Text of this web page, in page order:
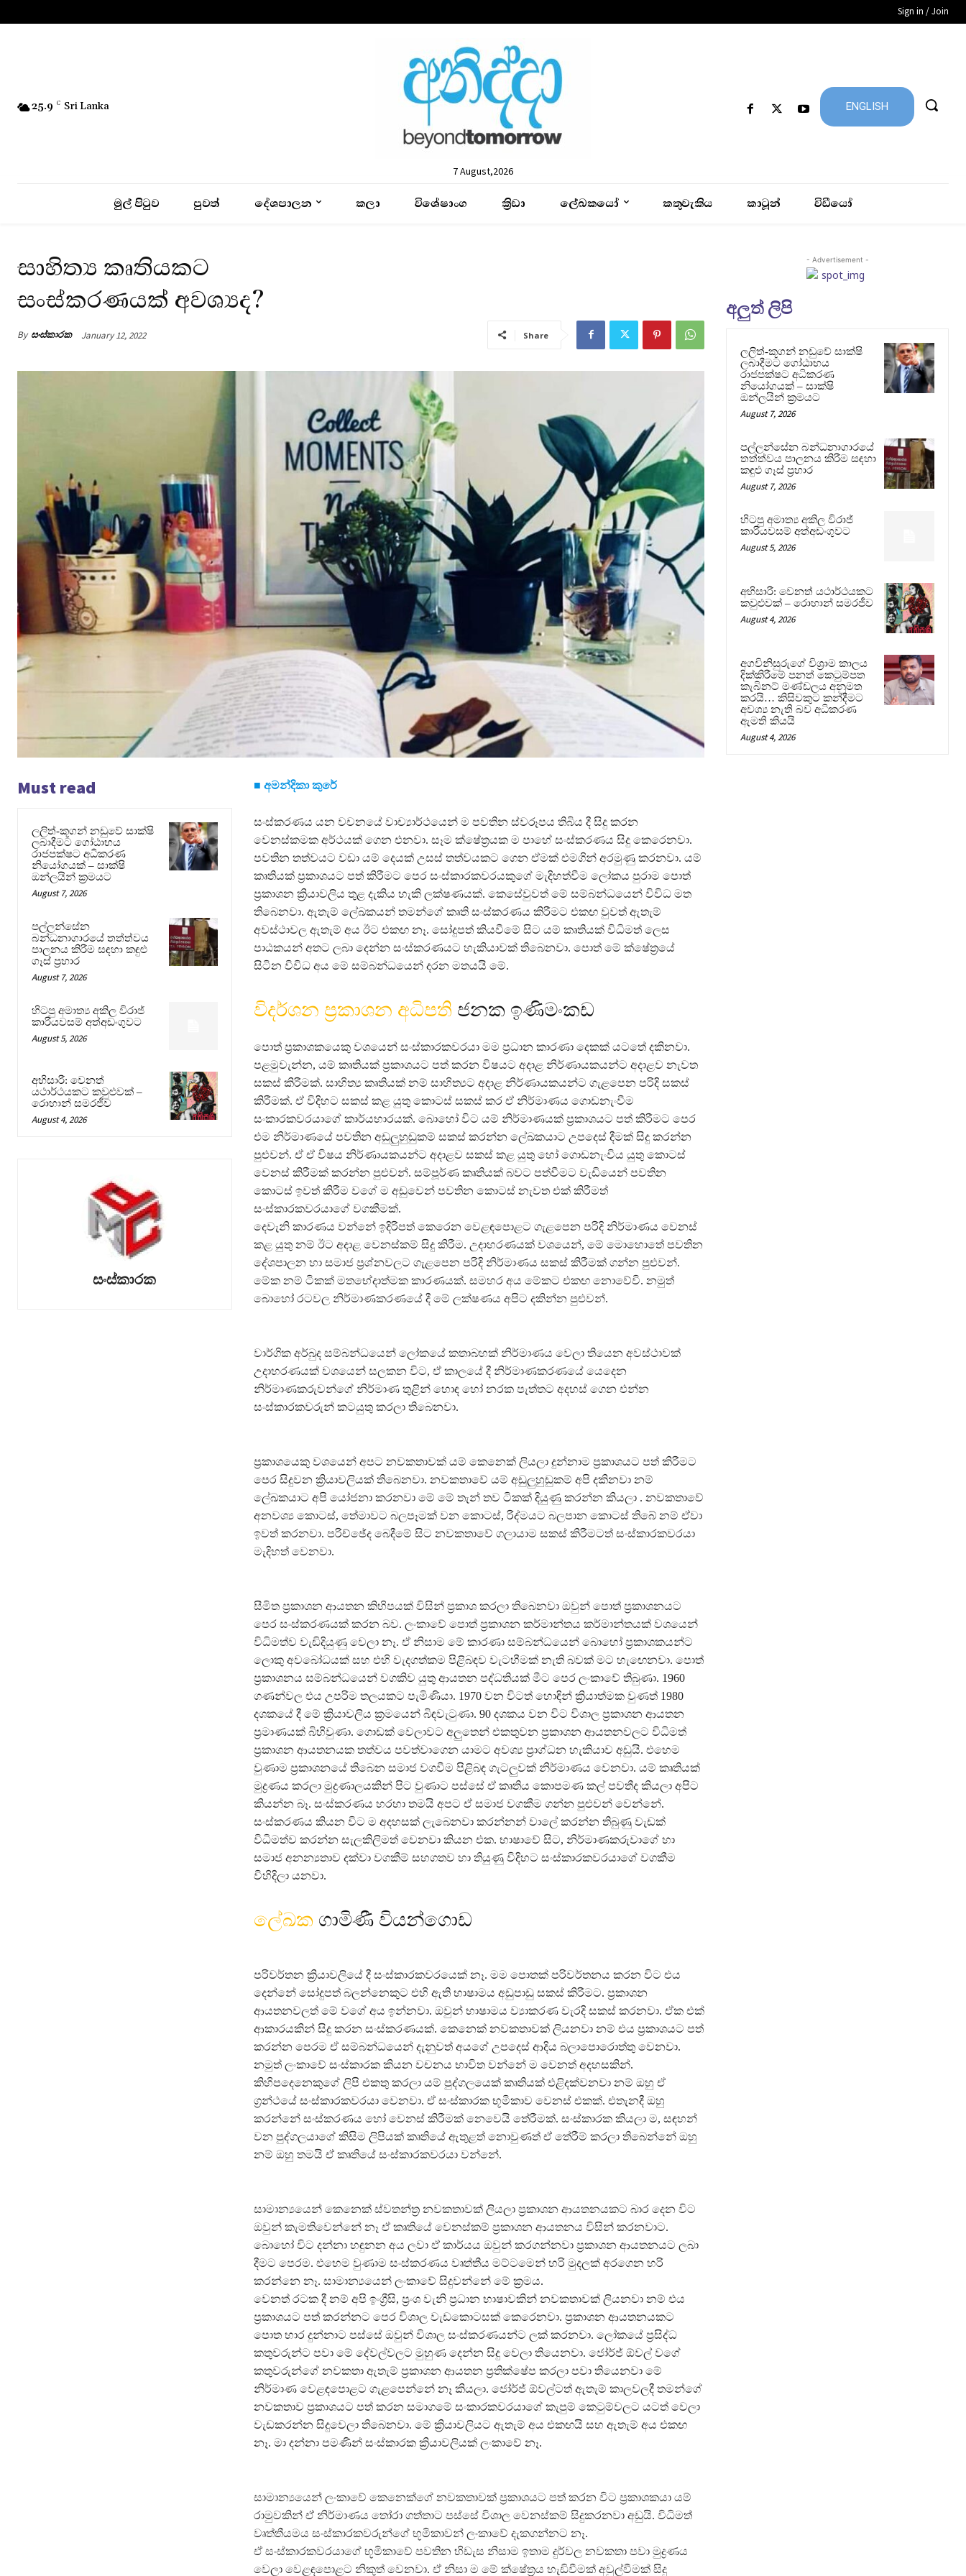
Sign in / Join
25.9 C Sri Lanka
7 August,2026
ENGLISH
මුල් පිටුව පුවත් දේශපාලන කලා විශේෂාංග ක්‍රිඩා ලේඛකයෝ කතුවැකිය කාටූන් විඩීයෝ
සාහිත්‍ය කෘතියකට
සංස්කරණයක් අවශ්‍යද?
By සංස්කාරක January 12, 2022 Share
Must read
ලලිත්-කූගන් නඩුවේ සාක්ෂි
ලබාදීමට ගෝඨාභය
රාජපක්ෂට අධිකරණ
නියෝගයක් – සාක්ෂි
ඔන්ලයින් ක්‍රමයට
August 7, 2026
පල්ලන්සේන
බන්ධනාගාරයේ තත්ත්වය
පාලනය කිරීම සඳහා කඳුළු
ගෑස් ප්‍රහාර
August 7, 2026
හිටපු අමාත්‍ය අකිල විරාජ්
කාරියවසම් අත්අඩංගුවට
August 5, 2026
අභිසාරී: වෙනත්
යථාර්ථයකට කවුළුවක් –
රොහාන් සමරජීව
August 4, 2026
සංස්කාරක
■ අමන්දිකා කුරේ
සංස්කරණය යන වචනයේ වාච්‍යාර්ථයෙන් ම පවතින ස්වරූපය තිබිය දී සිදු කරන
වෙනස්කමක අර්ථයක් ගෙන එනවා. සෑම ක්ෂේත්‍රයක ම පාහේ සංස්කරණය සිදු කෙරෙනවා.
පවතින තත්වයට වඩා යම් දෙයක් උසස් තත්වයකට ගෙන ඒමක් එමගින් අරමුණු කරනවා. යම්
කෘතියක් ප්‍රකාශයට පත් කිරීමට පෙර සංස්කාරකවරයකුගේ මැදිහත්වීම ලෝකය පුරාම පොත්
ප්‍රකාශන ක්‍රියාවලිය තුළ දැකිය හැකි ලක්ෂණයක්. කෙසේවුවත් මේ සම්බන්ධයෙන් විවිධ මත
තිබෙනවා. ඇතැම් ලේඛකයන් තමන්ගේ කෘති සංස්කරණය කිරීමට එකඟ වුවත් ඇතැම්
අවස්ථාවල ඇතැම් අය ඊට එකඟ නෑ. සෝදුපත් කියවීමේ සිට යම් කෘතියක් විධිමත් ලෙස
පාඨකයන් අතට ලබා දෙන්න සංස්කරණයට හැකියාවක් තිබෙනවා. පොත් මේ ක්ෂේත්‍රයේ
සිටින විවිධ අය මේ සම්බන්ධයෙන් දරන මතයයි මේ.
විදර්ශන ප්‍රකාශන අධිපති ජනක ඉණිමංකඩ
පොත් ප්‍රකාශකයෙකු වශයෙන් සංස්කාරකවරයා මම ප්‍රධාන කාරණා දෙකක් යටතේ දකිනවා.
පළමුවැන්න, යම් කෘතියක් ප්‍රකාශයට පත් කරන විෂයට අදාළ නිර්ණායකයන්ට අදාළව නැවත
සකස් කිරීමක්. සාහිත්‍ය කෘතියක් නම් සාහිත්‍යට අදාළ නිර්ණායකයන්ට ගැළපෙන පරිදි සකස්
කිරීමක්. ඒ විදිහට සකස් කළ යුතු කොටස් සකස් කර ඒ නිර්මාණය ගොඩනැංවීම
සංකාරකවරයාගේ කාර්යභාරයක්. බොහෝ විට යම් නිර්මාණයක් ප්‍රකාශයට පත් කිරීමට පෙර
එම නිර්මාණයේ පවතින අඩුලුහුඬුකම් සකස් කරන්න ලේඛකයාට උපදෙස් දීමක් සිදු කරන්න
පුළුවන්. ඒ ඒ විෂය නිර්ණායකයන්ට අදාළව සකස් කළ යුතු හෝ ගොඩනැංවිය යුතු කොටස්
වෙනස් කිරීමක් කරන්න පුළුවන්. සම්පූර්ණ කෘතියක් බවට පත්වීමට වැඩියෙන් පවතින
කොටස් ඉවත් කිරීම වගේ ම අඩුවෙන් පවතින කොටස් නැවත එක් කිරීමත්
සංස්කාරකවරයාගේ වගකීමක්.
දෙවැනි කාරණය වන්නේ ඉදිරිපත් කෙරෙන වෙළඳපොළට ගැළපෙන පරිදි නිර්මාණය වෙනස්
කළ යුතු නම් ඊට අදාළ වෙනස්කම් සිදු කිරීම. උදාහරණයක් වශයෙන්, මේ මොහොතේ පවතින
දේශපාලන හා සමාජ ප්‍රශ්නවලට ගැළපෙන පරිදි නිර්මාණය සකස් කිරීමක් ගන්න පුළුවන්.
මේක නම් ටිකක් මතභේදාත්මක කාරණයක්. සමහර අය මේකට එකඟ නොවේවි. නමුත්
බොහෝ රටවල නිර්මාණකරණයේ දී මේ ලක්ෂණය අපිට දකින්න පුළුවන්.
වාර්ගික අර්බුද සම්බන්ධයෙන් ලෝකයේ කතාබහක් නිර්මාණය වෙලා තියෙන අවස්ථාවක්
උදාහරණයක් වශයෙන් සලකන විට, ඒ කාලයේ දී නිර්මාණකරණයේ යෙදෙන
නිර්මාණකරුවන්ගේ නිර්මාණ තුළින් හොඳ හෝ නරක පැත්තට අදහස් ගෙන එන්න
සංස්කාරකවරුන් කටයුතු කරලා තිබෙනවා.
ප්‍රකාශයෙකු වශයෙන් අපට නවකතාවක් යම් කෙනෙක් ලියලා දුන්නාම ප්‍රකාශයට පත් කිරීමට
පෙර සිදුවන ක්‍රියාවලියක් තිබෙනවා. නවකතාවේ යම් අඩුලුහුඬුකම් අපි දකිනවා නම්
ලේඛකයාට අපි යෝජනා කරනවා මේ මේ තැන් තව ටිකක් දියුණු කරන්න කියලා . නවකතාවේ
අනවශ්‍ය කොටස්, තේමාවට බලපෑමක් වන කොටස්, රිද්මයට බලපාන කොටස් තිබේ නම් ඒවා
ඉවත් කරනවා. පරිච්ඡේද බෙදීමේ සිට නවකතාවේ ගලායාම සකස් කිරීමටත් සංස්කාරකවරයා
මැදිහත් වෙනවා.
සීමිත ප්‍රකාශන ආයතන කිහිපයක් විසින් ප්‍රකාශ කරලා තිබෙනවා ඔවුන් පොත් ප්‍රකාශනයට
පෙර සංස්කරණයක් කරන බව. ලංකාවේ පොත් ප්‍රකාශන කර්මාන්තය කර්මාන්තයක් වශයෙන්
විධිමත්ව වැඩිදියුණු වෙලා නෑ. ඒ නිසාම මේ කාරණා සම්බන්ධයෙන් බොහෝ ප්‍රකාශකයන්ට
ලොකු අවබෝධයක් සහ එහි වැදගත්කම පිළිබඳව වැටහීමක් නැති බවක් මට හැඟෙනවා. පොත්
ප්‍රකාශනය සම්බන්ධයෙන් වගකිව යුතු ආයතන පද්ධතියක් මීට පෙර ලංකාවේ තිබුණා. 1960
ගණන්වල එය උපරිම තලයකට පැමිණියා. 1970 වන විටත් හොඳින් ක්‍රියාත්මක වුණත් 1980
දශකයේ දී මේ ක්‍රියාවලිය ක්‍රමයෙන් බිඳවැටුණා. 90 දශකය වන විට විශාල ප්‍රකාශන ආයතන
ප්‍රමාණයක් බිහිවුණා. ගොඩක් වෙලාවට අලුතෙන් එකතුවන ප්‍රකාශන ආයතනවලට විධිමත්
ප්‍රකාශන ආයතනයක තත්වය පවත්වාගෙන යාමට අවශ්‍ය ප්‍රාග්ධන හැකියාව අඩුයි. එහෙම
වුණාම ප්‍රකාශනයේ තිබෙන සමාජ වගවීම පිළිබඳ ගැටලුවක් නිර්මාණය වෙනවා. යම් කෘතියක්
මුද්‍රණය කරලා මුද්‍රණාලයකින් පිට වුණාට පස්සේ ඒ කෘතිය කොපමණ කල් පවතීද කියලා අපිට
කියන්න බෑ. සංස්කරණය හරහා තමයි අපට ඒ සමාජ වගකීම ගන්න පුළුවන් වෙන්නේ.
සංස්කරණය කියන විට ම අදහසක් ලැබෙනවා කරන්නන් වාලේ කරන්න තිබුණු වැඩක්
විධිමත්ව කරන්න සැලකිලිමත් වෙනවා කියන එක. භාෂාවේ සිට, නිර්මාණකරුවාගේ හා
සමාජ අනන්‍යතාව දක්වා වගකීම් සහගතව හා තියුණු විදිහට සංස්කාරකවරයාගේ වගකීම
විහිදිලා යනවා.
ලේඛක ගාමිණී වියන්ගොඩ
පරිවර්තන ක්‍රියාවලියේ දී සංස්කාරකවරයෙක් නෑ. මම පොතක් පරිවර්තනය කරන විට එය
දෙන්නේ සෝදුපත් බලන්නෙකුට එහි ඇති භාෂාමය අඩුපාඩු සකස් කිරීමට. ප්‍රකාශන
ආයතනවලත් මේ වගේ අය ඉන්නවා. ඔවුන් භාෂාමය ව්‍යාකරණ වැරදි සකස් කරනවා. ඒක එක්
ආකාරයකින් සිදු කරන සංස්කරණයක්. කෙනෙක් නවකතාවක් ලියනවා නම් එය ප්‍රකාශයට පත්
කරන්න පෙරම ඒ සම්බන්ධයෙන් දැනුවත් අයගේ උපදෙස් ආදිය බලාපොරොත්තු වෙනවා.
නමුත් ලංකාවේ සංස්කාරක කියන වචනය භාවිත වන්නේ ම වෙනත් අදහසකින්.
කිහිපදෙනෙකුගේ ලිපි එකතු කරලා යම් පුද්ගලයෙක් කෘතියක් එළිදක්වනවා නම් ඔහු ඒ
ග්‍රන්ථයේ සංස්කාරකවරයා වෙනවා. ඒ සංස්කාරක භූමිකාව වෙනස් එකක්. එතැනදී ඔහු
කරන්නේ සංස්කරණය හෝ වෙනස් කිරීමක් නෙවෙයි තේරීමක්. සංස්කාරක කියලා ම, සඳහන්
වන පුද්ගලයාගේ කිසිම ලිපියක් කෘතියේ ඇතුළත් නොවුණත් ඒ තේරීම් කරලා තිබෙන්නේ ඔහු
නම් ඔහු තමයි ඒ කෘතියේ සංස්කාරකවරයා වන්නේ.
සාමාන්‍යයෙන් කෙනෙක් ස්වතන්ත්‍ර නවකතාවක් ලියලා ප්‍රකාශන ආයතනයකට බාර දෙන විට
ඔවුන් කැමතිවෙන්නේ නෑ ඒ කෘතියේ වෙනස්කම් ප්‍රකාශන ආයතනය විසින් කරනවාට.
බොහෝ විට දන්නා හඳුනන අය ලවා ඒ කාර්යය ඔවුන් කරගන්නවා ප්‍රකාශන ආයතනයට ලබා
දීමට පෙරම. එහෙම වුණාම සංස්කරණය වෘත්තීය මට්ටමෙන් හරි මුදලක් අරගෙන හරි
කරන්නෙ නෑ. සාමාන්‍යයෙන් ලංකාවේ සිදුවන්නේ මේ ක්‍රමය.
වෙනත් රටක දී නම් අපි ඉංග්‍රීසි, ප්‍රංශ වැනි ප්‍රධාන භාෂාවකින් නවකතාවක් ලියනවා නම් එය
ප්‍රකාශයට පත් කරන්නට පෙර විශාල වැඩකොටසක් කෙරෙනවා. ප්‍රකාශන ආයතනයකට
පොත භාර දුන්නාට පස්සේ ඔවුන් විශාල සංස්කරණයන්ට ලක් කරනවා. ලෝකයේ ප්‍රසිද්ධ
කතුවරුන්ට පවා මේ දේවල්වලට මුහුණ දෙන්න සිදු වෙලා තියෙනවා. ජෝර්ජ් ඕවල් වගේ
කතුවරුන්ගේ නවකතා ඇතැම් ප්‍රකාශන ආයතන ප්‍රතික්ෂේප කරලා පවා තියෙනවා මේ
නිර්මාණ වෙළඳපොළට ගැළපෙන්නේ නෑ කියලා. ජෝර්ජ් ඕවල්ටත් ඇතැම් කාලවලදී තමන්ගේ
නවකතාව ප්‍රකාශයට පත් කරන සමාගමේ සංකාරකවරයාගේ කැපුම් කෙටුම්වලට යටත් වෙලා
වැඩකරන්න සිදුවෙලා තිබෙනවා. මේ ක්‍රියාවලියට ඇතැම් අය එකඟයි සහ ඇතැම් අය එකඟ
නෑ. මා දන්නා පමණින් සංස්කාරක ක්‍රියාවලියක් ලංකාවේ නෑ.
සාමාන්‍යයෙන් ලංකාවේ කෙනෙක්ගේ නවකතාවක් ප්‍රකාශයට පත් කරන විට ප්‍රකාශකයා යම්
රාමුවකින් ඒ නිර්මාණය තෝරා ගත්තාට පස්සේ විශාල වෙනස්කම් සිදුකරනවා අඩුයි. විධිමත්
වෘත්තීයමය සංස්කාරකවරුන්ගේ භූමිකාවන් ලංකාවේ දැකගන්නට නෑ.
ඒ සංස්කාරකවරයාගේ භූමිකාවේ පවතින හිඩැස නිසාම ඉතාම දුර්වල නවකතා පවා මුද්‍රණය
වෙලා වෙළඳපොළට නිකුත් වෙනවා. ඒ නිසා ම මේ ක්ෂේත්‍රය හැඩිවීමක් අවුල්වීමක් සිදු
- Advertisement -
අලුත් ලිපි
ලලිත්-කූගන් නඩුවේ සාක්ෂි
ලබාදීමට ගෝඨාභය
රාජපක්ෂට අධිකරණ
නියෝගයක් – සාක්ෂි
ඔන්ලයින් ක්‍රමයට
August 7, 2026
පල්ලන්සේන බන්ධනාගාරයේ
තත්ත්වය පාලනය කිරීම සඳහා
කඳුළු ගෑස් ප්‍රහාර
August 7, 2026
හිටපු අමාත්‍ය අකිල විරාජ්
කාරියවසම් අත්අඩංගුවට
August 5, 2026
අභිසාරී: වෙනත් යථාර්ථයකට
කවුළුවක් – රොහාන් සමරජීව
August 4, 2026
අගවිනිසුරුගේ විශ්‍රාම කාලය
දික්කිරීමේ පනත් කෙටුම්පත
කැබිනට් මණ්ඩලය අනුමත
කරයි… කිසිවකුට කන්දීමට
අවශ්‍ය නැති බව අධිකරණ
ඇමති කියයි
August 4, 2026